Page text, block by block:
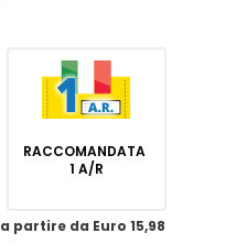
RACCOMANDATA
1 A/R
a partire da Euro 15,98